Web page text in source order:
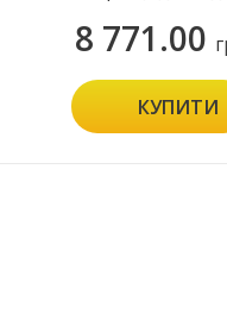
8 771.00
КУПИТИ